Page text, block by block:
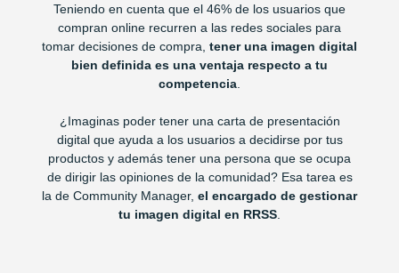
Teniendo en cuenta que el 46% de los usuarios que
compran online recurren a las redes sociales para
tomar decisiones de compra, tener una imagen digital
bien definida es una ventaja respecto a tu
competencia
¿Imaginas poder tener una carta de presentación
digital que ayuda a los usuarios a decidirse por tus
productos y además tener una persona que se ocupa
de dirigir las opiniones de la comunidad? Esa tarea es
la de Community Manager, el encargado de gestionar
tu imagen digital en RRSS